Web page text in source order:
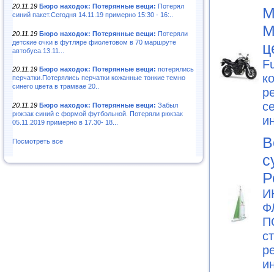
20.11.19 Бюро находок: Потерянные вещи: Потерял
синий пакет.Сегодня 14.11.19 примерно 15:30 - 16:..
20.11.19 Бюро находок: Потерянные вещи: Потеряли
детские очки в футляре фиолетовом в 70 маршруте
автобуса.13.11...
20.11.19 Бюро находок: Потерянные вещи: потерялись
перчатки.Потерялись перчатки кожанные тонкие темно
синего цвета в трамвае 20..
20.11.19 Бюро находок: Потерянные вещи: Забыл
рюкзак синий с формой футбольной. Потеряли рюкзак
05.11.2019 примерно в 17.30- 18...
Посмотреть все